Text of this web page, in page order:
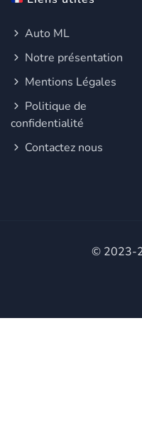
Auto ML
Notre présentation
Mentions Légales
Politique de
confidentialité
Contactez nous
© 2023-